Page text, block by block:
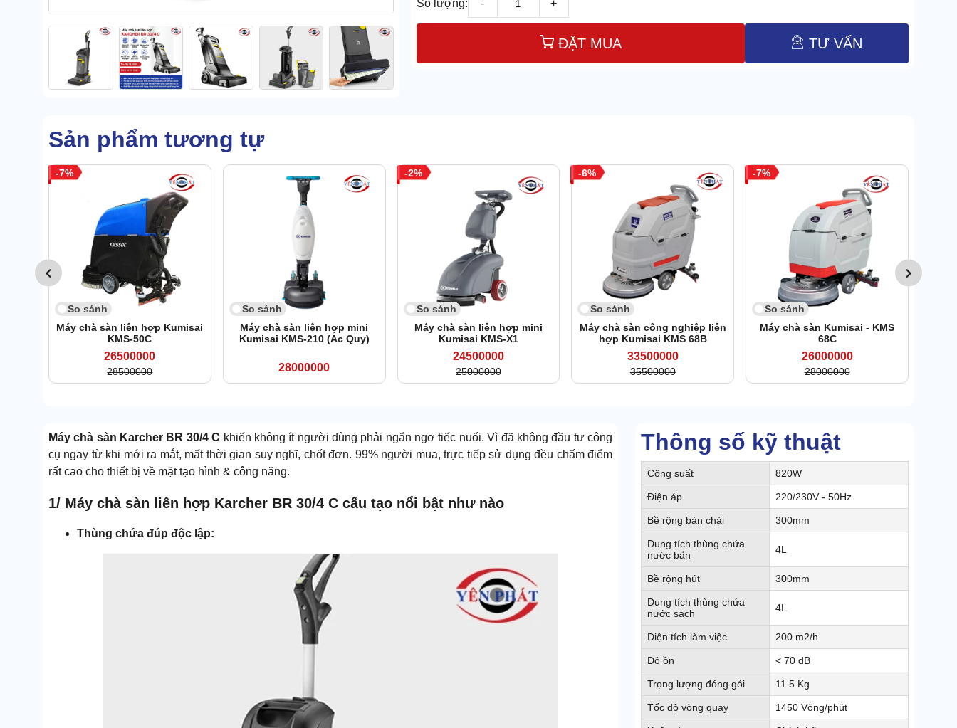
Số lượng: - +
ĐẶT MUA TƯ VẤN
Sản phẩm tương tự
7
So sánh
Máy chà sàn liên hợp Kumisai
KMS-50C
26500000
28500000
So sánh
Máy chà sàn liên hợp mini
Kumisai KMS-210 (Ắc Quy)
28000000
2
So sánh
Máy chà sàn liên hợp mini
Kumisai KMS-X1
24500000
25000000
6
So sánh
Máy chà sàn công nghiệp liên
hợp Kumisai KMS 68B
33500000
35500000
7
So sánh
Máy chà sàn Kumisai - KMS
68C
26000000
28000000
Thông số kỹ thuật
Công suất 820W
Điện áp 220/230V - 50Hz
Bề rộng bàn chải 300mm
Dung tích thùng chứa
nước bẩn
4L
Bề rộng hút 300mm
Dung tích thùng chứa
nước sạch
4L
Diện tích làm việc 200 m2/h
Độ ồn < 70 dB
Trọng lượng đóng gói 11.5 Kg
Tốc độ vòng quay 1450 Vòng/phút
Máy chà sàn Karcher BR 30/4 C khiến không ít người dùng phải ngẩn ngơ tiếc nuối. Vì đã không đầu tư công
cụ ngay từ khi mới ra mắt, mất thời gian suy nghĩ, chốt đơn. 99% người mua, trực tiếp sử dụng đều chấm điểm
rất cao cho thiết bị về mặt tạo hình & công năng.
1/ Máy chà sàn liên hợp Karcher BR 30/4 C cấu tạo nổi bật như nào
Thùng chứa đúp độc lập: